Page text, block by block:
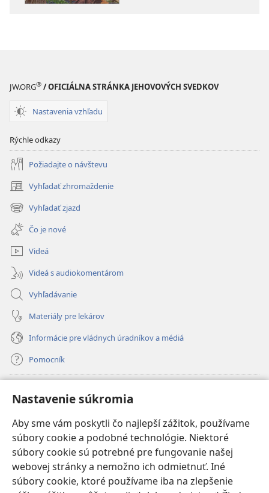
Nastavenie súkromia
Aby sme vám poskytli čo najlepší zážitok, používame
súbory cookie a podobné technológie. Niektoré
súbory cookie sú potrebné pre fungovanie našej
webovej stránky a nemožno ich odmietnuť. Iné
súbory cookie, ktoré používame iba na zlepšenie
JW.ORG® / OFICIÁLNA STRÁNKA JEHOVOVÝCH SVEDKOV
Nastavenia vzhľadu
Rýchle odkazy
Požiadajte o návštevu
Vyhľadať zhromaždenie
(otvorí
nové
okno)
Vyhľadať zjazd
(otvorí
nové
okno)
Čo je nové
Videá
Videá s audiokomentárom
Vyhľadávanie
Materiály pre lekárov
Informácie pre vládnych úradníkov a médiá
Pomocník
(otvorí
nové
okno)
INTERNETOVÁ KNIŽNICA Strážnej veže
(otvorí
nové
okno)JW Hub ®
(otvorí
nové
okno)JW Library